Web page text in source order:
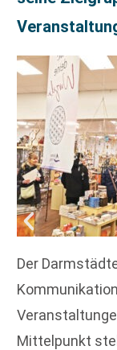
Der
Mittelpunkt